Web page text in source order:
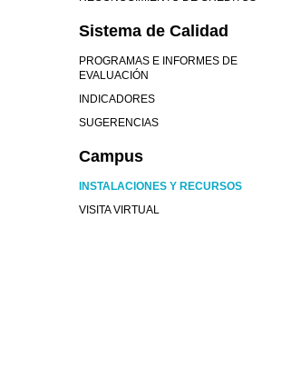
Sistema de Calidad
PROGRAMAS E INFORMES DE
EVALUACIÓN
INDICADORES
SUGERENCIAS
Campus
INSTALACIONES Y RECURSOS
VISITA VIRTUAL